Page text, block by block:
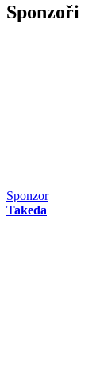
Sponzoři
Sponzor
Takeda